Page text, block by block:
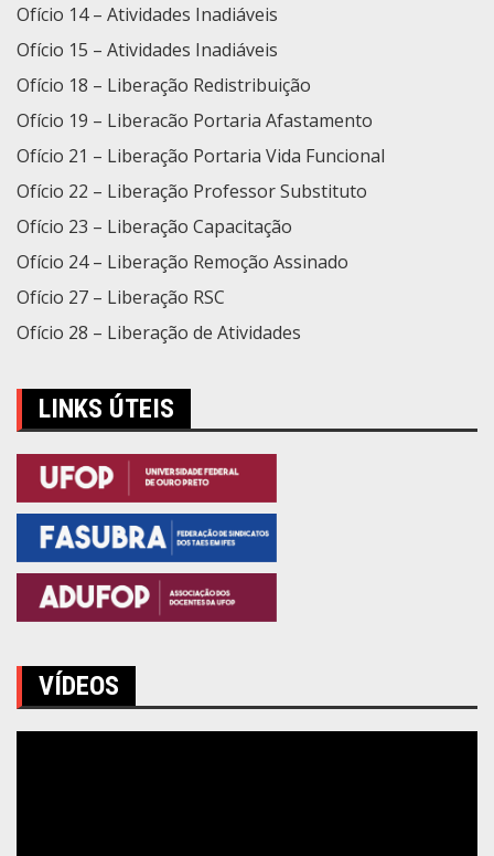
Ofício 14 – Atividades Inadiáveis
Ofício 15 – Atividades Inadiáveis
Ofício 18 – Liberação Redistribuição
Ofício 19 – Liberacão Portaria Afastamento
Ofício 21 – Liberação Portaria Vida Funcional
Ofício 22 – Liberação Professor Substituto
Ofício 23 – Liberação Capacitação
Ofício 24 – Liberação Remoção Assinado
Ofício 27 – Liberação RSC
Ofício 28 – Liberação de Atividades
LINKS ÚTEIS
VÍDEOS